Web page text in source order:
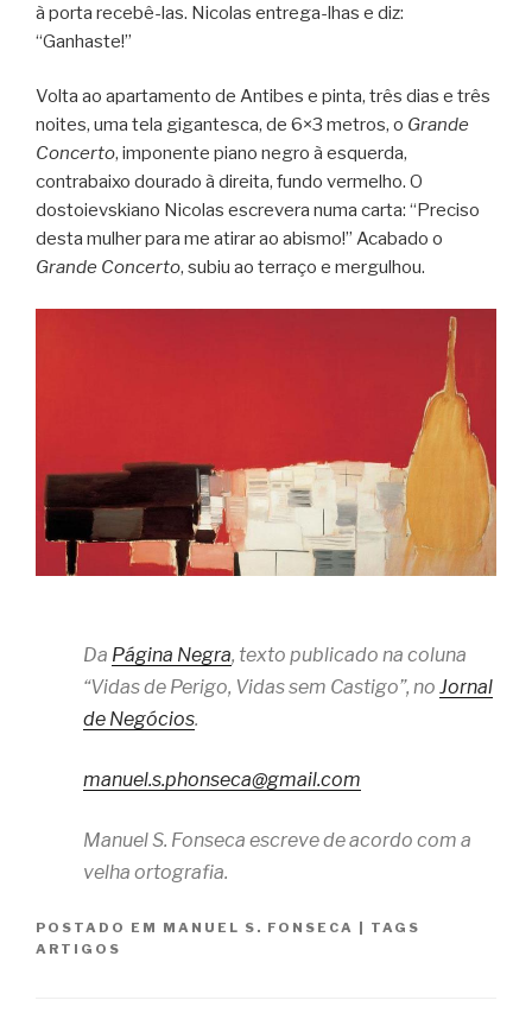
à porta recebê-las. Nicolas entrega-lhas e diz:
“Ganhaste!”
Volta ao apartamento de Antibes e pinta, três dias e três
noites, uma tela gigantesca, de 6×3 metros, o Grande
Concerto, imponente piano negro à esquerda,
contrabaixo dourado à direita, fundo vermelho. O
dostoievskiano Nicolas escrevera numa carta: “Preciso
desta mulher para me atirar ao abismo!” Acabado o
Grande Concerto, subiu ao terraço e mergulhou.
Da Página Negra, texto publicado na coluna
“Vidas de Perigo, Vidas sem Castigo”, no Jornal
de Negócios.
manuel.s.phonseca@gmail.com
Manuel S. Fonseca escreve de acordo com a
velha ortografia.
POSTADO EM MANUEL S. FONSECA | TAGS
ARTIGOS